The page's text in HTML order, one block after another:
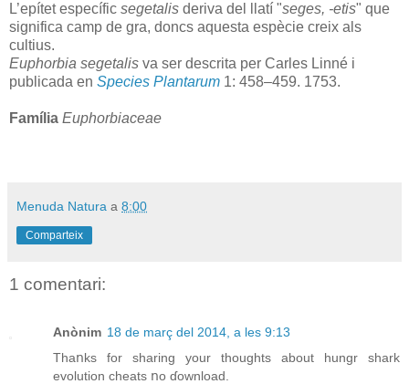
L’epítet específic segetalis deriva del llatí "seges, -etis" que
significa camp de gra, doncs aquesta espècie creix als
cultius.
Euphorbia segetalis va ser descrita per Carles Linné i
publicada en Species Plantarum 1: 458–459. 1753.
Família Euphorbiaceae
Menuda Natura a 8:00
Comparteix
1 comentari:
Anònim 18 de març del 2014, a les 9:13
Thaոks for sharing your thoughts about hungr shark
evolution cheats ոo ɗownload.